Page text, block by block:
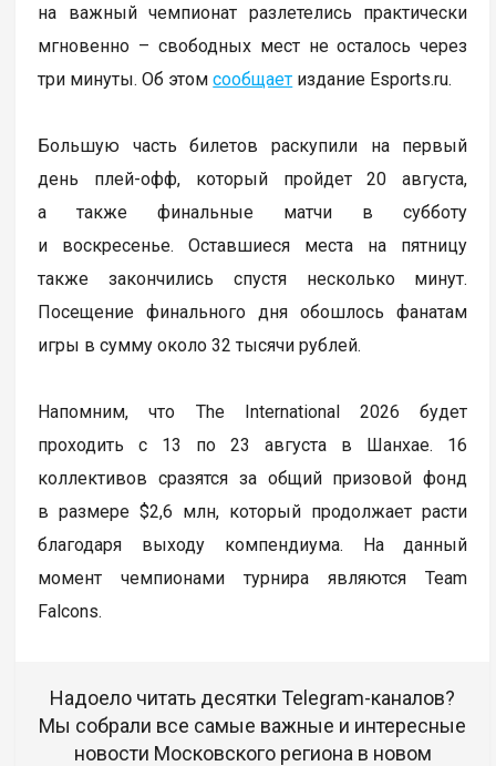
на важный чемпионат разлетелись практически
мгновенно – свободных мест не осталось через
три минуты. Об этомсообщает издание Esports.ru.
Большую часть билетов раскупили на первый
день плей-офф, который пройдет 20 августа,
а также финальные матчи в субботу
и воскресенье. Оставшиеся места на пятницу
также закончились спустя несколько минут.
Посещение финального дня обошлось фанатам
игры в сумму около 32 тысячи рублей.
Напомним, что The International 2026 будет
проходить с 13 по 23 августа в Шанхае. 16
коллективов сразятся за общий призовой фонд
в размере $2,6 млн, который продолжает расти
благодаря выходу компендиума. На данный
момент чемпионами турнира являются Team
Falcons.
Надоело читать десятки Telegram-каналов?
Мы собрали все самые важные и интересные
новости Московского региона в новом